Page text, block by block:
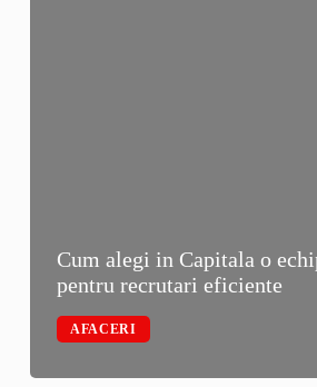
Cum alegi in Capitala o
pentru recrutari eficiente
AFACERI